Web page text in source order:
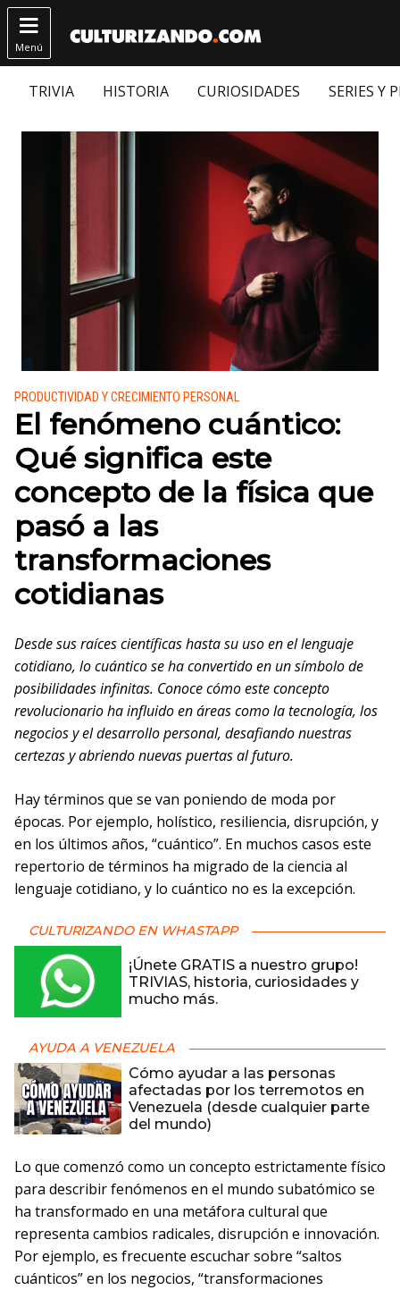

Menú
TRIVIA HISTORIA CURIOSIDADES SERIES Y
Publicado en:
PRODUCTIVIDAD Y CRECIMIENTO PERSONAL
El fenómeno cuántico:
Qué significa este
concepto de la física que
pasó a las
transformaciones
cotidianas
Desde sus raíces científicas hasta su uso en el lenguaje
cotidiano, lo cuántico se ha convertido en un símbolo de
posibilidades infinitas. Conoce cómo este concepto
revolucionario ha influido en áreas como la tecnología, los
negocios y el desarrollo personal, desafiando nuestras
certezas y abriendo nuevas puertas al futuro.
Hay términos que se van poniendo de moda por
épocas. Por ejemplo, holístico, resiliencia, disrupción, y
en los últimos años, “cuántico”. En muchos casos este
repertorio de términos ha migrado de la ciencia al
lenguaje cotidiano, y lo cuántico no es la excepción.
CULTURIZANDO EN WHASTAPP
¡Únete GRATIS a nuestro grupo!
TRIVIAS, historia, curiosidades y
mucho más.
AYUDA A VENEZUELA
Cómo ayudar a las personas
afectadas por los terremotos en
Venezuela (desde cualquier parte
del mundo)
Lo que comenzó como un concepto estrictamente físico
para describir fenómenos en el mundo subatómico se
ha transformado en una metáfora cultural que
representa cambios radicales, disrupción e innovación.
Por ejemplo, es frecuente escuchar sobre “saltos
cuánticos” en los negocios, “transformaciones